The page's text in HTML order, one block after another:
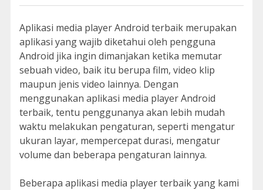
Aplikasi media player Android terbaik merupakan
aplikasi yang wajib diketahui oleh pengguna
Android jika ingin dimanjakan ketika memutar
sebuah video, baik itu berupa film, video klip
maupun jenis video lainnya. Dengan
menggunakan aplikasi media player Android
terbaik, tentu penggunanya akan lebih mudah
waktu melakukan pengaturan, seperti mengatur
ukuran layar, mempercepat durasi, mengatur
volume dan beberapa pengaturan lainnya.
Beberapa aplikasi media player terbaik yang kami